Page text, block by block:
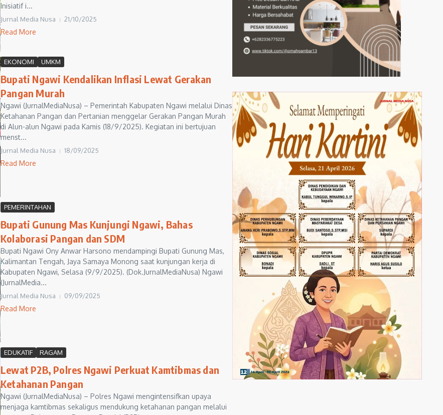
Inisiatif i...
Jurnal Media Nusa 21/10/2025
Read More
EKONOMI UMKM
Bupati Ngawi Kendalikan Inflasi Lewat Gerakan
Pangan Murah
Ngawi (JurnalMediaNusa) – Pemerintah Kabupaten Ngawi melalui Dinas
Ketahanan Pangan dan Pertanian menggelar Gerakan Pangan Murah
di Alun-alun Ngawi pada Kamis (18/9/2025). Kegiatan ini bertujuan
menst...
Jurnal Media Nusa 18/09/2025
Read More
PEMERINTAHAN
Bupati Gunung Mas Kunjungi Ngawi, Bahas
Kolaborasi Pangan dan SDM
Bupati Ngawi Ony Anwar Harsono mendampingi Bupati Gunung Mas,
Kalimantan Tengah, Jaya Samaya Monong saat kunjungan kerja di
Kabupaten Ngawi, Selasa (9/9/2025). (Dok.JurnalMediaNusa) Ngawi
(JurnalMedia...
Jurnal Media Nusa 09/09/2025
Read More
EDUKATIF RAGAM
Lewat P2B, Polres Ngawi Perkuat Kamtibmas dan
Ketahanan Pangan
Ngawi (JurnalMediaNusa) – Polres Ngawi mengintensifkan upaya
menjaga kamtibmas sekaligus mendukung ketahanan pangan melalui